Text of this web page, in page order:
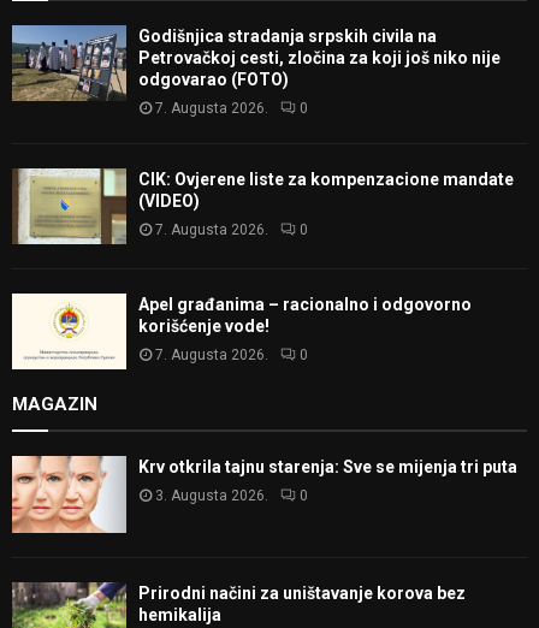
Godišnjica stradanja srpskih civila na
Petrovačkoj cesti, zločina za koji još niko nije
odgovarao (FOTO)
7. Augusta 2026. 0
CIK: Ovjerene liste za kompenzacione mandate
(VIDEO)
7. Augusta 2026. 0
Apel građanima – racionalno i odgovorno
korišćenje vode!
7. Augusta 2026. 0
MAGAZIN
Krv otkrila tajnu starenja: Sve se mijenja tri puta
3. Augusta 2026. 0
Prirodni načini za uništavanje korova bez
hemikalija